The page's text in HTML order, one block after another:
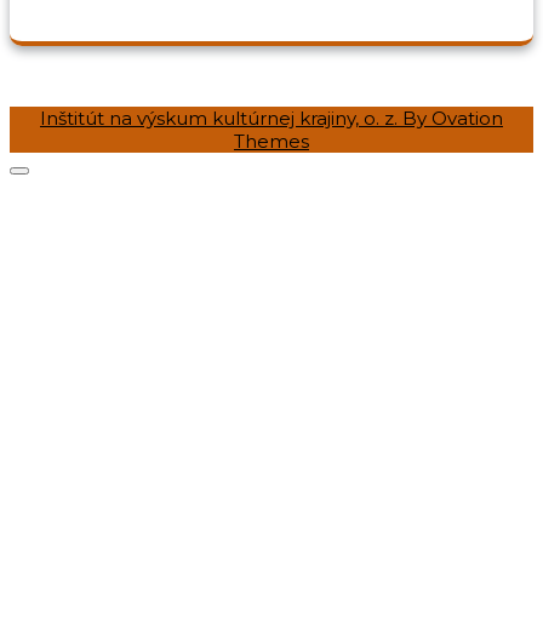
Inštitút na výskum kultúrnej krajiny, o. z. By Ovation
Themes